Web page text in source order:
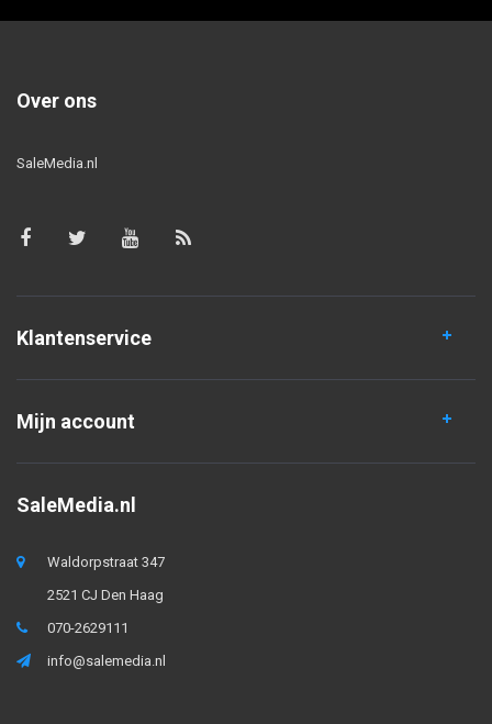
Over ons
SaleMedia.nl
Klantenservice
Mijn account
SaleMedia.nl
Waldorpstraat 347
2521 CJ Den Haag
070-2629111
info@salemedia.nl